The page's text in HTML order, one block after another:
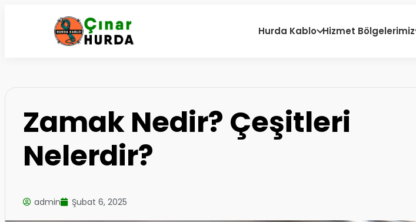
Hurda Kablo Hizmet Bölgelerimiz
Zamak Nedir? Çeşitleri
Nelerdir?
admin Şubat 6, 2025